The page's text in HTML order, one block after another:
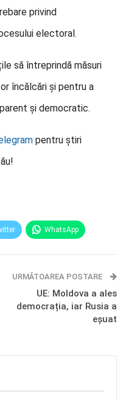
privind
electoral.
să întreprindă măsuri
încălcări și pentru a
și democratic.
pentru știri
WhatsApp
URMĂTOAREA POSTARE
UE: Moldova a ales
democrația, iar Rusia a
eșuat